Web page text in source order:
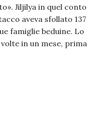
Jiljilya in quel conto
aveva sfollato 137
famiglie beduine. Lo
in un mese, prima